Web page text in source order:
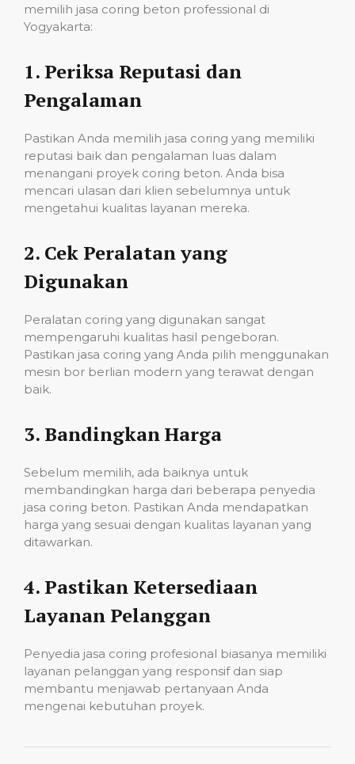
memilih jasa coring beton professional di
Yogyakarta:
1. Periksa Reputasi dan
Pengalaman
Pastikan Anda memilih jasa coring yang memiliki
reputasi baik dan pengalaman luas dalam
menangani proyek coring beton. Anda bisa
mencari ulasan dari klien sebelumnya untuk
mengetahui kualitas layanan mereka.
2. Cek Peralatan yang
Digunakan
Peralatan coring yang digunakan sangat
mempengaruhi kualitas hasil pengeboran.
Pastikan jasa coring yang Anda pilih menggunakan
mesin bor berlian modern yang terawat dengan
baik.
3. Bandingkan Harga
Sebelum memilih, ada baiknya untuk
membandingkan harga dari beberapa penyedia
jasa coring beton. Pastikan Anda mendapatkan
harga yang sesuai dengan kualitas layanan yang
ditawarkan.
4. Pastikan Ketersediaan
Layanan Pelanggan
Penyedia jasa coring profesional biasanya memiliki
layanan pelanggan yang responsif dan siap
membantu menjawab pertanyaan Anda
mengenai kebutuhan proyek.